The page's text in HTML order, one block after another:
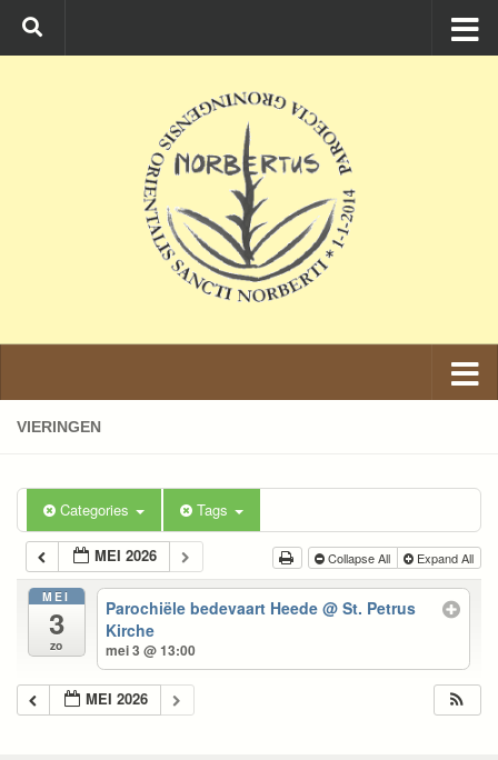
Ga naar de inhoud
VIERINGEN
Categories Tags
MEI 2026 Collapse All Expand All
MEI
3
zo
Parochiële bedevaart Heede@ St. Petrus
Kirche
mei 3 @ 13:00
MEI 2026